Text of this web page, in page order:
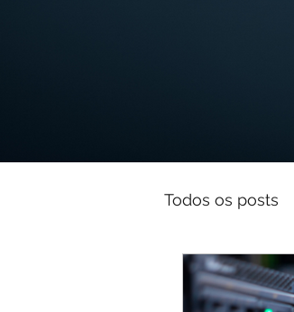
Todos os posts
Carreira